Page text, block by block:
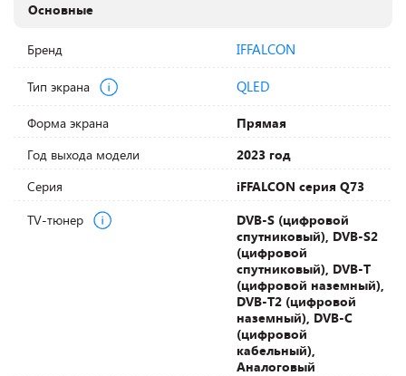
Основные
Бренд IFFALCON
Тип экрана QLED
Форма экрана
Прямая
Год выхода модели
2023 год
Серия
iFFALCON серия Q73
TV-тюнер
DVB-S (цифровой
спутниковый), DVB-S2
(цифровой
спутниковый), DVB-T
(цифровой наземный),
DVB-T2 (цифровой
наземный), DVB-С
(цифровой
кабельный),
Аналоговый